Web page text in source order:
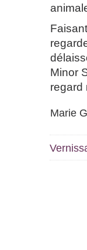
Minor
regard
Marie